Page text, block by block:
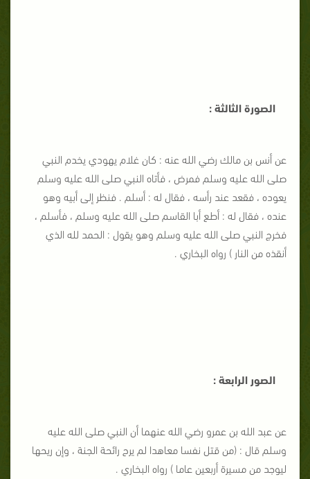
الصورة الثالثة :
عن أنس بن مالك رضي الله عنه : كان غلام يهودي يخدم النبي
صلى الله عليه وسلم فمرض ، فأتاه النبي صلى الله عليه وسلم
يعوده ، فقعد عند رأسه ، فقال له : أسلم . فنظر إلى أبيه وهو
عنده ، فقال له : أطع أبا القاسم صلى الله عليه وسلم ، فأسلم ،
فخرج النبي صلى الله عليه وسلم وهو يقول : الحمد لله الذي
أنقذه من النار ) رواه البخاري .
الصور الرابعة :
عن عبد الله بن عمرو رضي الله عنهما أن النبي صلى الله عليه
وسلم قال : (من قتل نفسا معاهدا لم يرح رائحة الجنة ، وإن ريحها
ليوجد من مسيرة أربعين عاما ) رواه البخاري .